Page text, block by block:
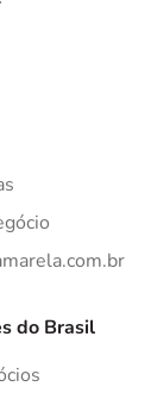
do Brasil